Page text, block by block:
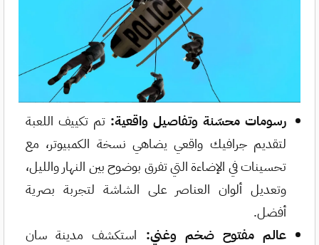
رسومات محسّنة وتفاصيل واقعية: تم تكييف اللعبة
لتقديم جرافيك واقعي يضاهي نسخة الكمبيوتر، مع
تحسينات في الإضاءة التي تفرق بوضوح بين النهار والليل،
وتعديل ألوان العناصر على الشاشة لتجربة بصرية
أفضل.
عالم مفتوح ضخم وغني: استكشف مدينة سان